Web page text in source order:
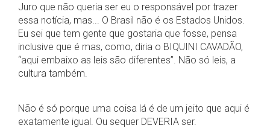
Juro que não queria ser eu o responsável por trazer
essa notícia, mas... O Brasil não é os Estados Unidos.
Eu sei que tem gente que gostaria que fosse, pensa
inclusive que é mas, como, diria o BIQUINI CAVADÃO,
“aqui embaixo as leis são diferentes”. Não só leis, a
cultura também.
Não é só porque uma coisa lá é de um jeito que aqui é
exatamente igual. Ou sequer DEVERIA ser.